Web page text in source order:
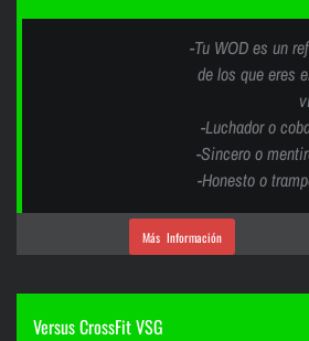
-Tu WOD es un
de los que eres
-Luchador o
-Sincero o
-Honesto o
Más Información
Versus CrossFit VSG